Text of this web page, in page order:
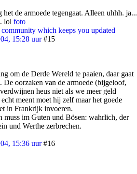
de armoede tegengaat. Alleen uhhh. ja...
lol foto
which keeps you updated
15:28 uur #15
om de Derde Wereld te paaien, daar gaat
De oorzaken van de armoede (bijgeloof,
heus niet als we meer geld
meent moet hij zelf maar het goede
in Frankrijk invoeren.
muss im Guten und Bösen: wahrlich, der
und Werthe zerbrechen.
15:36 uur #16